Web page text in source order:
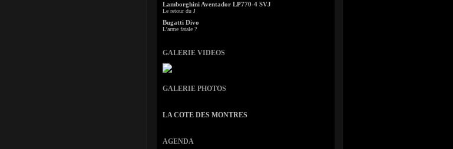
Lamborghini Aventador LP770-4 SVJ
Le retour du J
Bugatti Divo
L'arme fatale ?
GALERIE VIDEOS
GALERIE PHOTOS
LA COTE DES MONTRES
AGENDA